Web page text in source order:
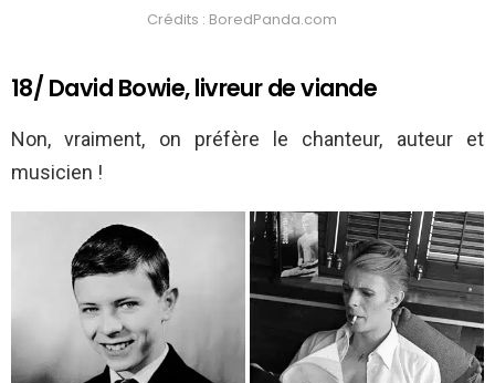
Crédits : BoredPanda.com
18/ David Bowie, livreur de viande
Non, vraiment, on préfère le chanteur, auteur et
musicien !